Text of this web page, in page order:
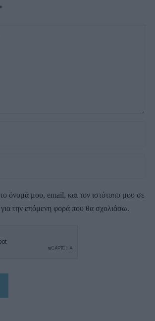
όνομά μου, email, και τον ιστότοπο μου σε
την επόμενη φορά που θα σχολιάσω.